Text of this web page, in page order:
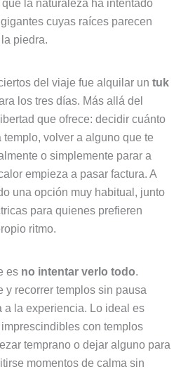
la naturaleza ha intentado
cuyas raíces parecen
piedra.
del viaje fue alquilar un tuk
los tres días. Más allá del
que ofrece: decidir cuánto
volver a alguno que te
o simplemente parar a
empieza a pasar factura. A
una opción muy habitual, junto
para quienes prefieren
ritmo.
es no intentar verlo todo.
y recorrer templos sin pausa
a la experiencia. Lo ideal es
con templos
temprano o dejar alguno para
momentos de calma sin